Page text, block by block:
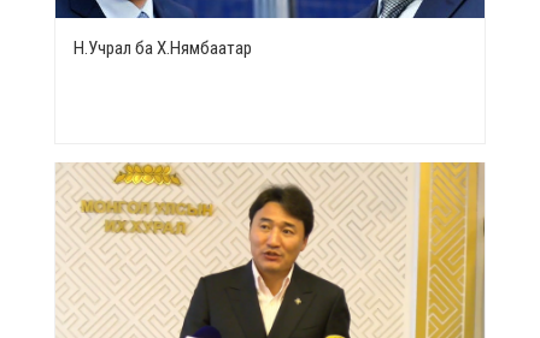
Н.Учрал ба Х.Нямбаатар